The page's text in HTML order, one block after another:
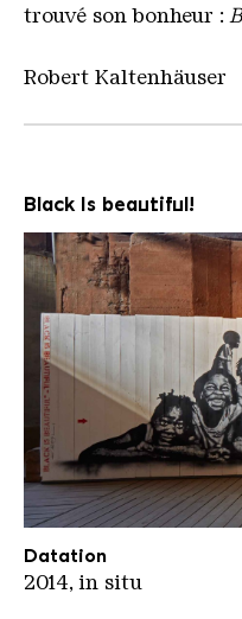
trouvé son bonheur :
Robert Kaltenhäuser
Black Is beautiful!
Jef Aerosol Black is
Copyright:
Datation
2014, in situ